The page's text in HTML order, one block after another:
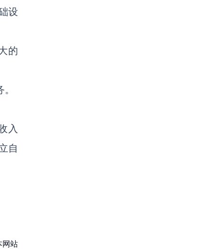
设
的
入
自
网站